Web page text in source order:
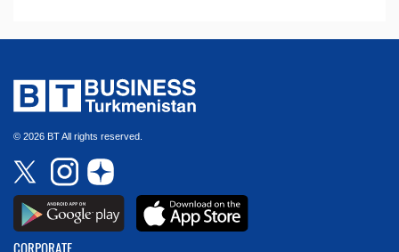
© 2026 BT All rights reserved.
CORPORATE